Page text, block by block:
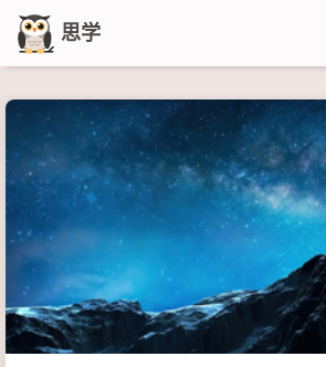
思学